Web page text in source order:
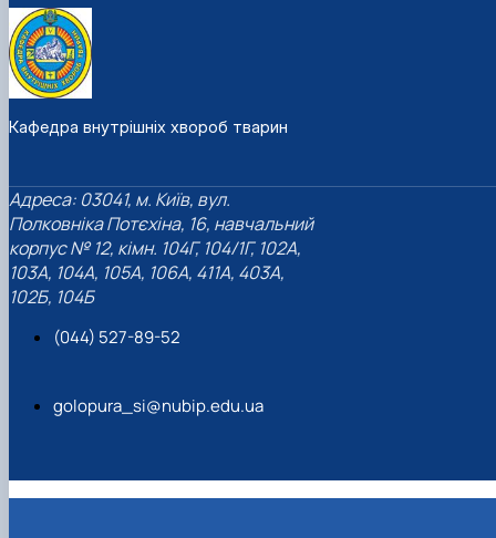
Кафедра внутрішніх хвороб тварин
Адреса: 03041, м. Київ, вул.
Полковніка Потєхіна, 16, навчальний
корпус № 12, кімн. 104Г, 104/1Г, 102А,
103А, 104А, 105А, 106А, 411А, 403А,
102Б, 104Б
(044) 527-89-52
golopura_si@nubip.edu.ua